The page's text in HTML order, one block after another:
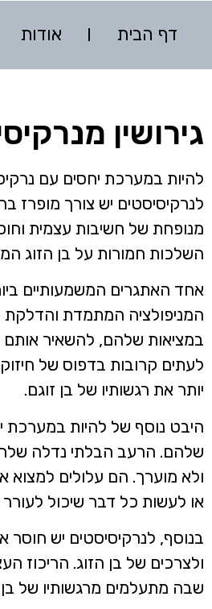
דף הבית אודות
גירושין
להיות במערכת יחסים עם
לנרקיסיסטים יש צורך מופרז
מנופחת של חשיבות עצמית
השלכות חמורות על בן הזוג
אחד האתגרים המשמעותיים
המניפולציה המתמדת והדלקת
במציאות שלהם, להשאיר אותם
לעתים קרובות בדפוס של חיזוק
יותר את רגשותיו של בן זוגם.
היבט נוסף של להיות במערכת
שלהם. הרעב הבלתי נדלה
ולא מוערך. הם עלולים למצוא
או לעשות כל דבר שיכול
בנוסף, לנרקיסיסטים יש
ולצרכים של בן הזוג. הריכוז
שבה מתעלמים מרגשותיו של